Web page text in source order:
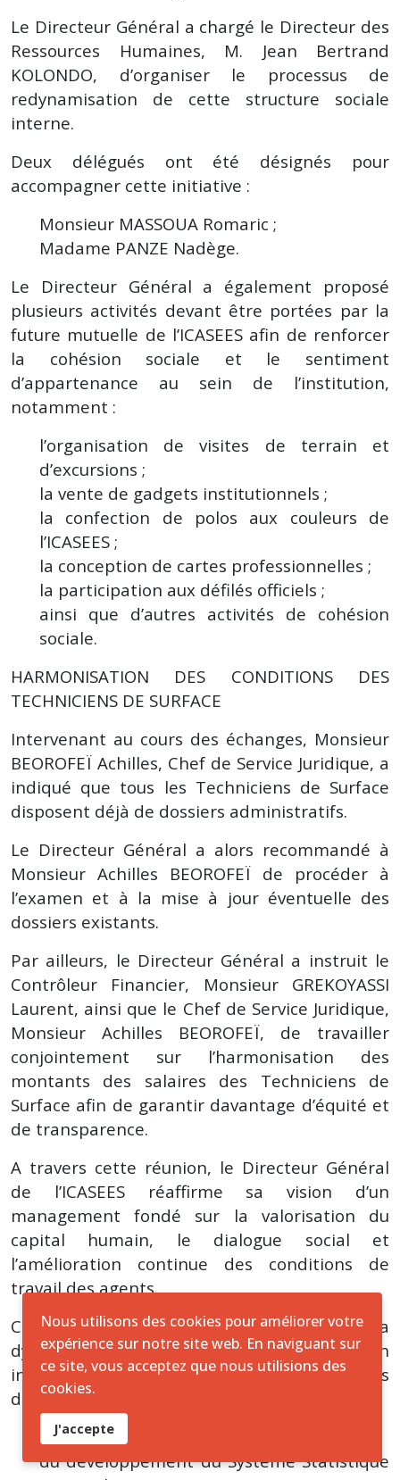
Le Directeur Général a chargé le Directeur des
Ressources Humaines, M. Jean Bertrand
KOLONDO, d’organiser le processus de
redynamisation de cette structure sociale
interne.
Deux délégués ont été désignés pour
accompagner cette initiative :
Monsieur MASSOUA Romaric ;
Madame PANZE Nadège.
Le Directeur Général a également proposé
plusieurs activités devant être portées par la
future mutuelle de l’ICASEES afin de renforcer
la cohésion sociale et le sentiment
d’appartenance au sein de l’institution,
notamment :
l’organisation de visites de terrain et
d’excursions ;
la vente de gadgets institutionnels ;
la confection de polos aux couleurs de
l’ICASEES ;
la conception de cartes professionnelles ;
la participation aux défilés officiels ;
ainsi que d’autres activités de cohésion
sociale.
HARMONISATION DES CONDITIONS DES
TECHNICIENS DE SURFACE
Intervenant au cours des échanges, Monsieur
BEOROFEÏ Achilles, Chef de Service Juridique, a
indiqué que tous les Techniciens de Surface
disposent déjà de dossiers administratifs.
Le Directeur Général a alors recommandé à
Monsieur Achilles BEOROFEÏ de procéder à
l’examen et à la mise à jour éventuelle des
dossiers existants.
Par ailleurs, le Directeur Général a instruit le
Contrôleur Financier, Monsieur GREKOYASSI
Laurent, ainsi que le Chef de Service Juridique,
Monsieur Achilles BEOROFEÏ, de travailler
conjointement sur l’harmonisation des
montants des salaires des Techniciens de
Surface afin de garantir davantage d’équité et
de transparence.
A travers cette réunion, le Directeur Général
de l’ICASEES réaffirme sa vision d’un
management fondé sur la valorisation du
capital humain, le dialogue social et
l’amélioration continue des conditions de
travail des agents.
Cette initiative s’inscrit également dans la
dynamique globale de modernisation
institutionnelle engagée par l’ICASEES ces
dernières années, notamment dans le cadre :
du RGPH-4 ;
du développement du Système Statistique
Nous utilisons des cookies pour améliorer votre
expérience sur notre site web. En naviguant sur
ce site, vous acceptez que nous utilisions des
cookies.
J'accepte